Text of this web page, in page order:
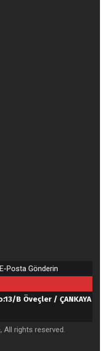
E-Posta Gönderin
B Öveçler / ÇANKAYA
All rights reserved.